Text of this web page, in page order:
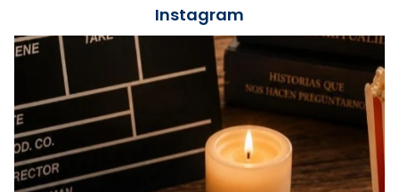
Recupera l'entrevista comp
Vatican
tican News 👇
www.vaticannews.va/es/iglesia/news/2026-
07/carmina-historia-depresion-papa-viaje-
espana-testimoni...
Foto
Instagram